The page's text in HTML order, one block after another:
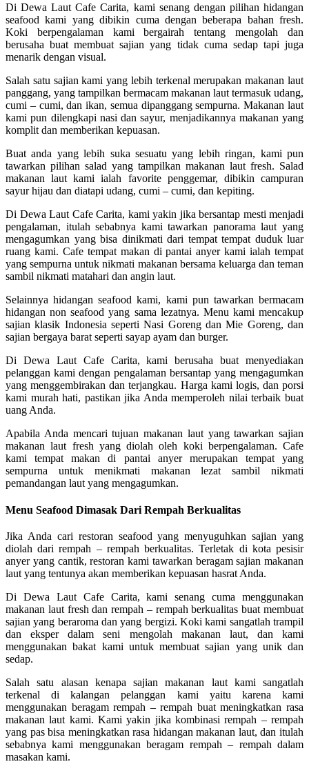
Di Dewa Laut Cafe Carita, kami senang dengan pilihan hidangan
seafood kami yang dibikin cuma dengan beberapa bahan fresh.
Koki berpengalaman kami bergairah tentang mengolah dan
berusaha buat membuat sajian yang tidak cuma sedap tapi juga
menarik dengan visual.
Salah satu sajian kami yang lebih terkenal merupakan makanan laut
panggang, yang tampilkan bermacam makanan laut termasuk udang,
cumi – cumi, dan ikan, semua dipanggang sempurna. Makanan laut
kami pun dilengkapi nasi dan sayur, menjadikannya makanan yang
komplit dan memberikan kepuasan.
Buat anda yang lebih suka sesuatu yang lebih ringan, kami pun
tawarkan pilihan salad yang tampilkan makanan laut fresh. Salad
makanan laut kami ialah favorite penggemar, dibikin campuran
sayur hijau dan diatapi udang, cumi – cumi, dan kepiting.
Di Dewa Laut Cafe Carita, kami yakin jika bersantap mesti menjadi
pengalaman, itulah sebabnya kami tawarkan panorama laut yang
mengagumkan yang bisa dinikmati dari tempat tempat duduk luar
ruang kami. Cafe tempat makan di pantai anyer kami ialah tempat
yang sempurna untuk nikmati makanan bersama keluarga dan teman
sambil nikmati matahari dan angin laut.
Selainnya hidangan seafood kami, kami pun tawarkan bermacam
hidangan non seafood yang sama lezatnya. Menu kami mencakup
sajian klasik Indonesia seperti Nasi Goreng dan Mie Goreng, dan
sajian bergaya barat seperti sayap ayam dan burger.
Di Dewa Laut Cafe Carita, kami berusaha buat menyediakan
pelanggan kami dengan pengalaman bersantap yang mengagumkan
yang menggembirakan dan terjangkau. Harga kami logis, dan porsi
kami murah hati, pastikan jika Anda memperoleh nilai terbaik buat
uang Anda.
Apabila Anda mencari tujuan makanan laut yang tawarkan sajian
makanan laut fresh yang diolah oleh koki berpengalaman. Cafe
kami tempat makan di pantai anyer merupakan tempat yang
sempurna untuk menikmati makanan lezat sambil nikmati
pemandangan laut yang mengagumkan.
Menu Seafood Dimasak Dari Rempah Berkualitas
Jika Anda cari restoran seafood yang menyuguhkan sajian yang
diolah dari rempah – rempah berkualitas. Terletak di kota pesisir
anyer yang cantik, restoran kami tawarkan beragam sajian makanan
laut yang tentunya akan memberikan kepuasan hasrat Anda.
Di Dewa Laut Cafe Carita, kami senang cuma menggunakan
makanan laut fresh dan rempah – rempah berkualitas buat membuat
sajian yang beraroma dan yang bergizi. Koki kami sangatlah trampil
dan eksper dalam seni mengolah makanan laut, dan kami
menggunakan bakat kami untuk membuat sajian yang unik dan
sedap.
Salah satu alasan kenapa sajian makanan laut kami sangatlah
terkenal di kalangan pelanggan kami yaitu karena kami
menggunakan beragam rempah – rempah buat meningkatkan rasa
makanan laut kami. Kami yakin jika kombinasi rempah – rempah
yang pas bisa meningkatkan rasa hidangan makanan laut, dan itulah
sebabnya kami menggunakan beragam rempah – rempah dalam
masakan kami.